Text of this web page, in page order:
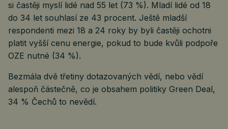
si častěji myslí lidé nad 55 let (73 %). Mladí lidé od 18
do 34 let souhlasí ze 43 procent. Ještě mladší
respondenti mezi 18 a 24 roky by byli častěji ochotni
platit vyšší cenu energie, pokud to bude kvůli podpoře
OZE nutné (34 %).
Bezmála dvě třetiny dotazovaných vědí, nebo vědí
alespoň částečně, co je obsahem politiky Green Deal,
34 % Čechů to nevědí.